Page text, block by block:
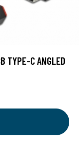
TYPE-C ANGLED